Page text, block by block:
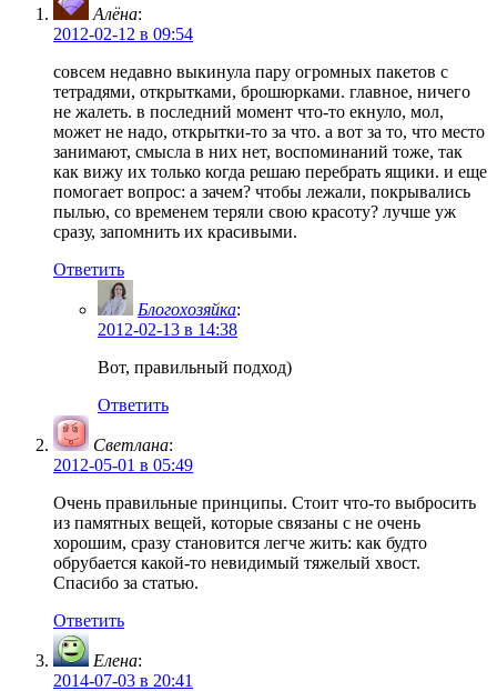
Алёна:
2012-02-12 в 09:54
совсем недавно выкинула пару огромных пакетов с
тетрадями, открытками, брошюрками. главное, ничего
не жалеть. в последний момент что-то екнуло, мол,
может не надо, открытки-то за что. а вот за то, что место
занимают, смысла в них нет, воспоминаний тоже, так
как вижу их только когда решаю перебрать ящики. и еще
помогает вопрос: а зачем? чтобы лежали, покрывались
пылью, со временем теряли свою красоту? лучше уж
сразу, запомнить их красивыми.
Ответить
Блогохозяйка:
2012-02-13 в 14:38
Вот, правильный подход)
Ответить
Светлана:
2012-05-01 в 05:49
Очень правильные принципы. Стоит что-то выбросить
из памятных вещей, которые связаны с не очень
хорошим, сразу становится легче жить: как будто
обрубается какой-то невидимый тяжелый хвост.
Спасибо за статью.
Ответить
Елена:
2014-07-03 в 20:41